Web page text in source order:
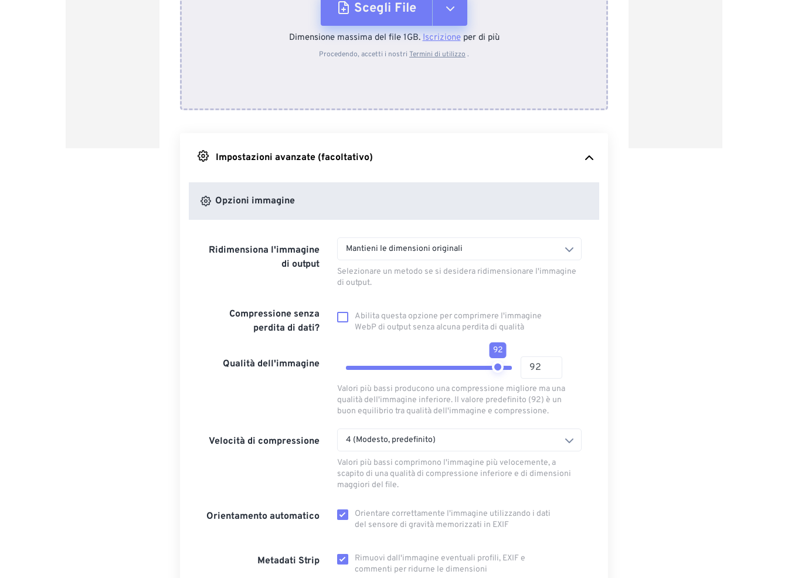
Scegli File
Dal dispositivo
Dimensione massima del file 1GB.Iscrizioneper di più
Procedendo, accetti i nostri Termini di utilizzo .
Impostazioni avanzate (facoltativo)
Opzioni immagine
Ridimensiona l'immagine
di output
Mantieni le dimensioni originali
Selezionare un metodo se si desidera ridimensionare l'immagine
di output.
Compressione senza
perdita di dati?
Abilita questa opzione per comprimere l'immagine
WebP di output senza alcuna perdita di qualità
Qualità dell'immagine
92
Valori più bassi producono una compressione migliore ma una
qualità dell'immagine inferiore. Il valore predefinito (92) è un
buon equilibrio tra qualità dell'immagine e compressione.
Velocità di compressione 4 (Modesto, predefinito)
Valori più bassi comprimono l'immagine più velocemente, a
scapito di una qualità di compressione inferiore e di dimensioni
maggiori del file.
Orientamento automatico
Orientare correttamente l'immagine utilizzando i dati
del sensore di gravità memorizzati in EXIF
Metadati Strip
Rimuovi dall'immagine eventuali profili, EXIF ​​e
commenti per ridurne le dimensioni